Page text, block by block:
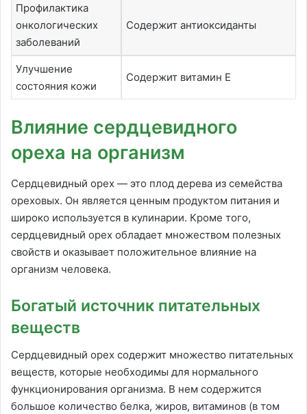
Профилактика
онкологических
заболеваний
Содержит антиоксиданты
Улучшение
состояния кожи
Содержит витамин Е
Влияние сердцевидного
ореха на организм
Сердцевидный орех — это плод дерева из семейства
ореховых. Он является ценным продуктом питания и
широко используется в кулинарии. Кроме того,
сердцевидный орех обладает множеством полезных
свойств и оказывает положительное влияние на
организм человека.
Богатый источник питательных
веществ
Сердцевидный орех содержит множество питательных
веществ, которые необходимы для нормального
функционирования организма. В нем содержится
большое количество белка, жиров, витаминов (в том